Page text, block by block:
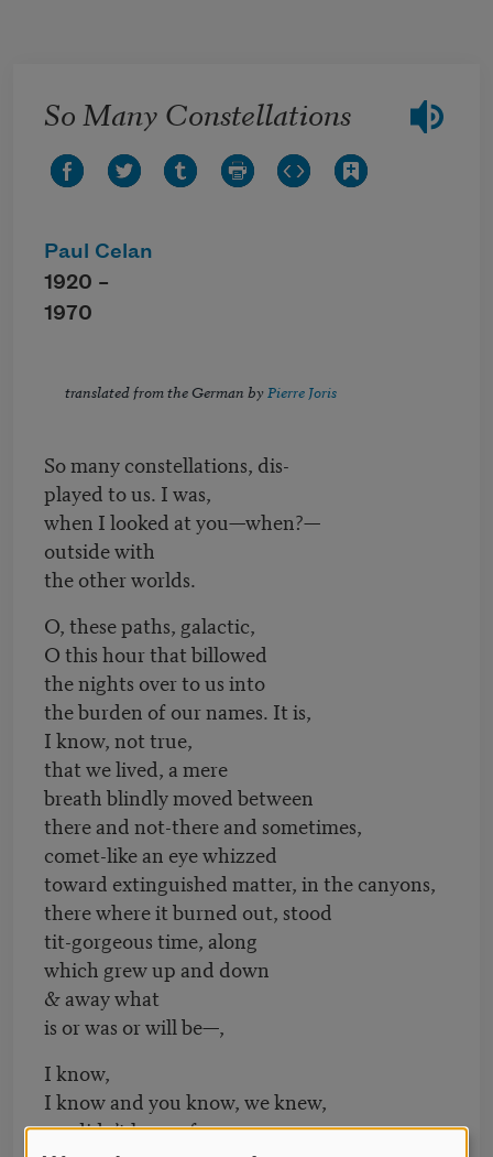
So Many Constellations
Paul Celan
1920 –
1970
translated from the German byPierre Joris
So many constellations, dis-
played to us. I was,
when I looked at you—when?—
outside with
the other worlds.
O, these paths, galactic,
O this hour that billowed
the nights over to us into
the burden of our names. It is,
I know, not true,
that we lived, a mere
breath blindly moved between
there and not-there and sometimes,
comet-like an eye whizzed
toward extinguished matter, in the canyons,
there where it burned out, stood
tit-gorgeous time, along
which grew up and down
& away what
is or was or will be—,
I know,
I know and you know, we knew,
we didn’t know, for we